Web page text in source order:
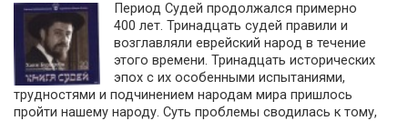
Период Судей продолжался примерно
400 лет. Тринадцать судей правили и
возглавляли еврейский народ в течение
этого времени. Тринадцать исторических
эпох с их особенными испытаниями,
трудностями и подчинением народам мира пришлось
пройти нашему народу. Суть проблемы сводилась к тому,